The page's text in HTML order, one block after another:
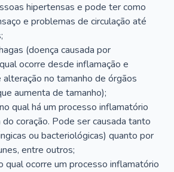
hipertensas e pode ter como
e problemas de circulação até
(doença causada por
ocorre desde inflamação e
no tamanho de órgãos
aumenta de tamanho);
qual há um processo inflamatório
coração. Pode ser causada tanto
ou bacteriológicas) quanto por
entre outros;
qual ocorre um processo inflamatório